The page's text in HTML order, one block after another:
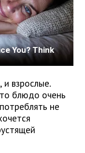
взрослые.
блюдо очень
не